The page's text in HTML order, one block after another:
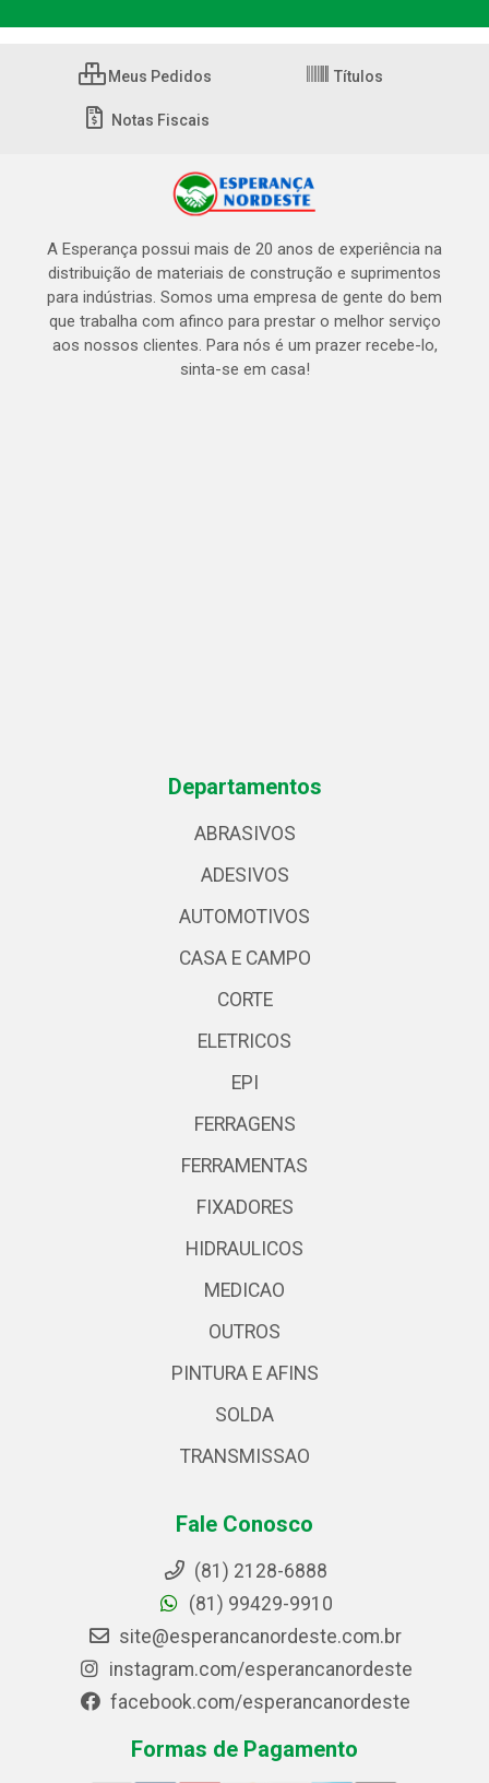
Meus Pedidos Títulos
Notas Fiscais
A Esperança possui mais de 20 anos de experiência na
distribuição de materiais de construção e suprimentos
para indústrias. Somos uma empresa de gente do bem
que trabalha com afinco para prestar o melhor serviço
aos nossos clientes. Para nós é um prazer recebe-lo,
sinta-se em casa!
Departamentos
ABRASIVOS
ADESIVOS
AUTOMOTIVOS
CASA E CAMPO
CORTE
ELETRICOS
EPI
FERRAGENS
FERRAMENTAS
FIXADORES
HIDRAULICOS
MEDICAO
OUTROS
PINTURA E AFINS
SOLDA
TRANSMISSAO
Fale Conosco
(81) 2128-6888
(81) 99429-9910
site@esperancanordeste.com.br
instagram.com/esperancanordeste
facebook.com/esperancanordeste
Formas de Pagamento